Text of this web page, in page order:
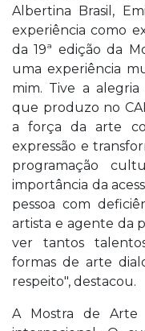
Albertina Brasil,
experiência como
da 19ª edição da
uma experiência
mim. Tive a alegria
que produzo no
a força da arte
expressão e
programação
importância da
pessoa com
artista e agente da
ver tantos
formas de arte
respeito", destacou.
A Mostra de Arte